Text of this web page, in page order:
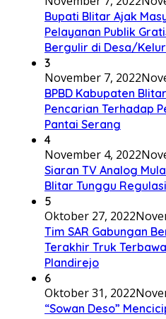
Bupati Blitar Ajak
Pelayanan Publik
Bergulir di Desa/
3
November 7, 2022
BPBD Kabupaten
Pencarian Terhadap
Pantai Serang
4
November 4, 2022
Siaran TV Analog
Blitar Tunggu
5
Oktober 27, 2022
Tim SAR Gabungan
Terakhir Truk
Plandirejo
6
Oktober 31, 2022
“Sowan Deso”